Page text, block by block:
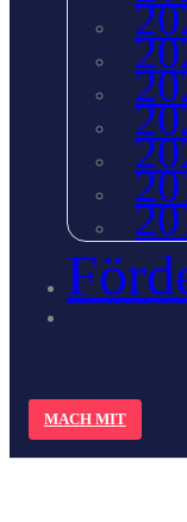
MACH MIT